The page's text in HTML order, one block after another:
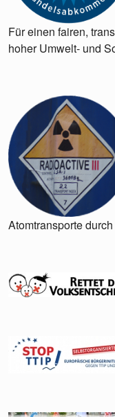
Für einen fairen,
hoher Umwelt- und
Atomtransporte